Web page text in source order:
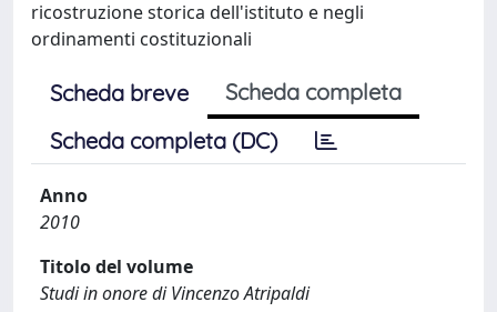
ricostruzione storica dell'istituto e negli
ordinamenti costituzionali
Scheda breve
Scheda completa
Scheda completa (DC)
Anno
2010
Titolo del volume
Studi in onore di Vincenzo Atripaldi